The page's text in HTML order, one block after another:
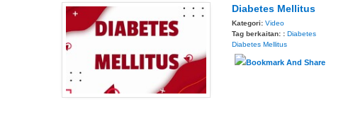
Diabetes Mellitus
Kategori: Video
Tag berkaitan: : Diabetes
Diabetes Mellitus